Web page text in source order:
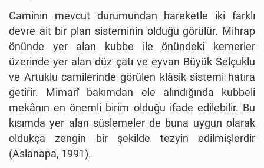
Caminin mevcut durumundan hareketle iki farklı
devre ait bir plan sisteminin olduğu görülür. Mihrap
önünde yer alan kubbe ile önündeki kemerler
üzerinde yer alan düz çatı ve eyvan Büyük Selçuklu
ve Artuklu camilerinde görülen klâsik sistemi hatıra
getirir. Mimarî bakımdan ele alındığında kubbeli
mekânın en önemli birim olduğu ifade edilebilir. Bu
kısımda yer alan süslemeler de buna uygun olarak
oldukça zengin bir şekilde tezyin edilmişlerdir
(Aslanapa, 1991).